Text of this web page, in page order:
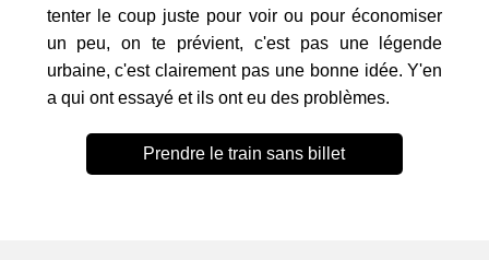
tenter le coup juste pour voir ou pour économiser
un peu, on te prévient, c'est pas une légende
urbaine, c'est clairement pas une bonne idée. Y'en
a qui ont essayé et ils ont eu des problèmes.
Prendre le train sans billet